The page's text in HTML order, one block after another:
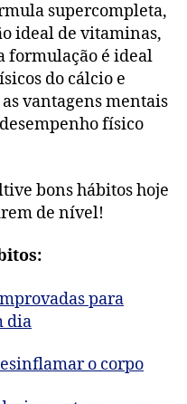
supercompleta,
ideal de vitaminas,
formulação é ideal
do cálcio e
vantagens mentais
físico
bons hábitos hoje
de nível!
para
dia
o corpo